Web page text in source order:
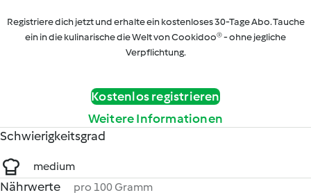
Registriere dich jetzt und erhalte ein kostenloses 30-Tage Abo. Tauche
ein in die kulinarische die Welt von Cookidoo® - ohne jegliche
Verpflichtung.
Kostenlos registrieren
Weitere Informationen
Schwierigkeitsgrad
medium
Nährwerte pro 100 Gramm